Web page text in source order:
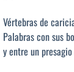
Vértebras de
Palabras con sus
y entre un